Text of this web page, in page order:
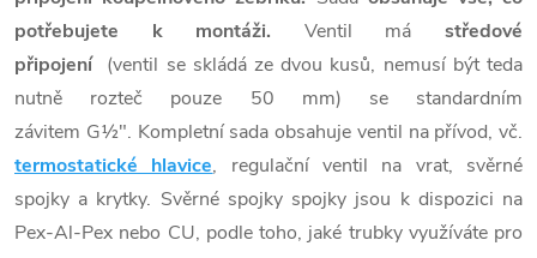
potřebujete k montáži. Ventil mástředové
připojení (ventil se skládá ze dvou kusů, nemusí být teda
nutně rozteč pouze 50 mm) se standardním
závitem G½". Kompletní sada obsahuje ventil na přívod, vč.
termostatické hlavice, regulační ventil na vrat, svěrné
spojky a krytky. Svěrné spojky spojky jsou k dispozici na
Pex-Al-Pex nebo CU, podle toho, jaké trubky využíváte pro